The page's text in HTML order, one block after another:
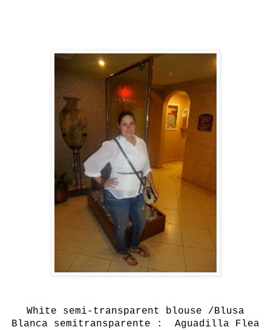
White semi-transparent
blouse /Blusa
Blanca semitransparente : Aguadilla
Flea